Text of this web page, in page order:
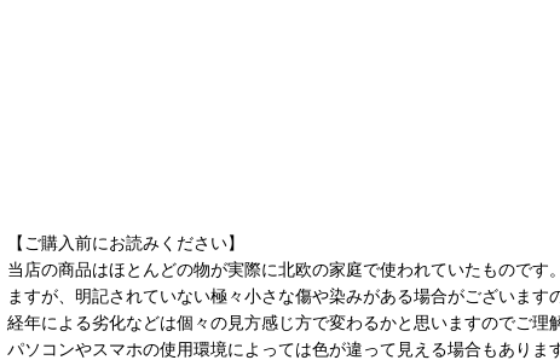
【ご購入前にお読みください】
当店の商品はほとんどの物が実際に北欧の家庭で使われていたもので
ますが、明記されていない極々小さな傷や染みがある場合がございま
経年による劣化などは個々の見方感じ方で変わるかと思いますのでご理
パソコンやスマホの使用環境によっては色が違って見える場合もありま